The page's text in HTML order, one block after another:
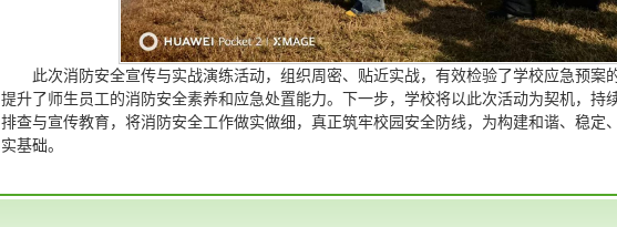
此次消防安全宣传与实战演练活动，组织周密、贴近实战，有效检验了学校应急预案
提升了师生员工的消防安全素养和应急处置能力。下一步，学校将以此次活动为契机，持
排查与宣传教育，将消防安全工作做实做细，真正筑牢校园安全防线，为构建和谐、稳定
实基础。